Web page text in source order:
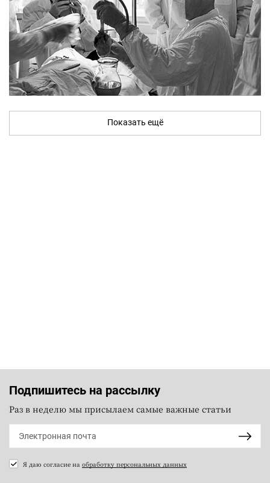
Показать ещё
Подпишитесь на рассылку
Раз в неделю мы присылаем самые важные статьи
Я даю согласие на обработку персональных данных